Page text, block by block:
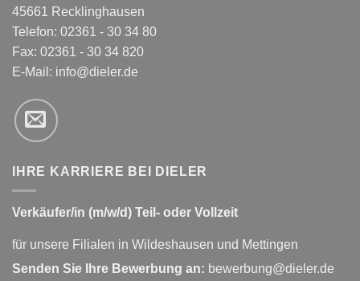
45661 Recklinghausen
Telefon: 02361 - 30 34 80
Fax: 02361 - 30 34 820
E-Mail: info@dieler.de
IHRE KARRIERE BEI DIELER
Verkäufer/in (m/w/d) Teil- oder Vollzeit
für unsere Filialen in Wildeshausen und Mettingen
Senden Sie Ihre Bewerbung an: bewerbung@dieler.de